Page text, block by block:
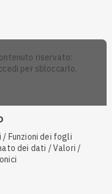
per sbloccarlo.
Funzioni dei fogli
dei dati / Valori /